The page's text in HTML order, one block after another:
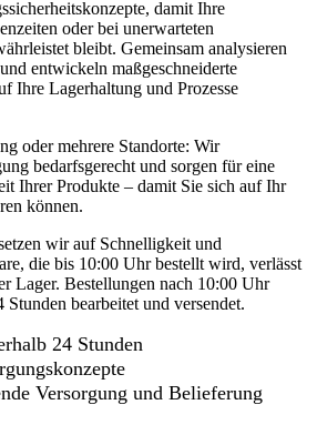
damit Ihre
oder bei unerwarteten
bleibt. Gemeinsam analysieren
entwickeln maßgeschneiderte
Ihre Lagerhaltung und Prozesse
oder mehrere Standorte: Wir
bedarfsgerecht und sorgen für eine
Ihrer Produkte – damit Sie sich auf Ihr
können.
wir auf Schnelligkeit und
die bis 10:00 Uhr bestellt wird, verlässt
Lager. Bestellungen nach 10:00 Uhr
bearbeitet und versendet.
24 Stunden
Versorgung und Belieferung